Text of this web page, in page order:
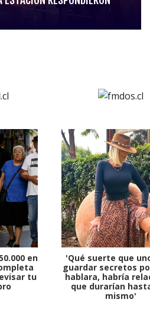
en
tu
'Qué suerte que
guardar secretos
hablara, habría
que durarían
mismo'